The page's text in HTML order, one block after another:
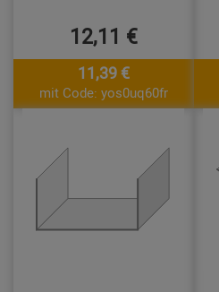
12,11 €
11,39 €
mit Code: yos0uq60fr